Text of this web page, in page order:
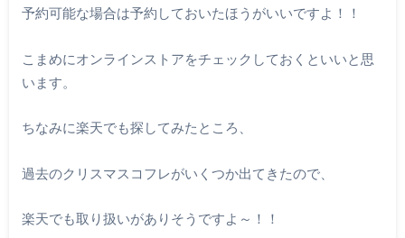
予約可能な場合は予約しておいたほうがいいですよ！！
こまめにオンラインストアをチェックしておくといいと思
います。
ちなみに楽天でも探してみたところ、
過去のクリスマスコフレがいくつか出てきたので、
楽天でも取り扱いがありそうですよ～！！